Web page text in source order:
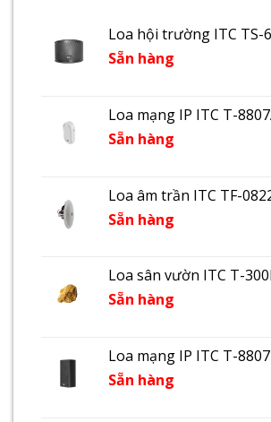
Loa hội trường ITC TS-
Sẵn hàng
Loa mạng IP ITC T-
Sẵn hàng
Loa âm trần ITC TF-
Sẵn hàng
Loa sân vườn ITC T-
Sẵn hàng
Loa mạng IP ITC T-
Sẵn hàng